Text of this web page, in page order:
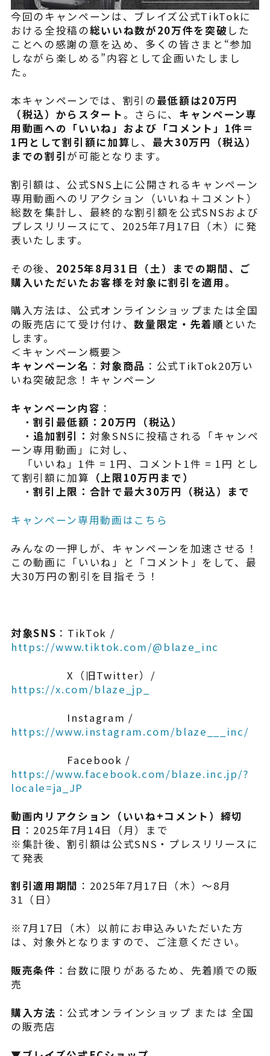
今回のキャンペーンは、ブレイズ公式TikTokに
おける全投稿の総いいね数が20万件を突破 した
ことへの感謝の意を込め、多くの皆さまと“参加
しながら楽しめる”内容として企画いたしまし
た。
本キャンペーンでは、割引の最低額は20万円
（税込）からスタート 。さらに、 キャンペーン専
用動画への「いいね」および「コメント」1件＝
1円として割引額に加算 し、 最大30万円（税込）
までの割引 が可能となります。
割引額は、公式SNS上に公開されるキャンペーン
専用動画へのリアクション（いいね＋コメント）
総数を集計し、最終的な割引額を公式SNSおよび
プレスリリースにて、2025年7月17日（木）に発
表いたします。
その後、 2025年8月31日（土）までの期間、ご
購入いただいたお客様を対象に割引を適用。
購入方法は、公式オンラインショップまたは全国
の販売店にて受け付け、数量限定・先着順 といた
します。
＜キャンペーン概要＞
キャンペーン名 ：対象商品 ：公式TikTok20万い
いね突破記念！キャンペーン
キャンペーン内容 ：
・割引最低額：20万円（税込）
・追加割引： 対象SNSに投稿される「キャンペ
ーン専用動画」に対し、
「いいね」1件 = 1円、コメント1件 = 1円 とし
て割引額に加算 （上限10万円まで）
・割引上限：合計で最大30万円（税込）まで
キャンペーン専用動画はこちら
みんなの一押しが、キャンペーンを加速させる！
この動画に「いいね」と「コメント」をして、最
大30万円の割引を目指そう！
対象SNS ：TikTok /
https://www.tiktok.com/@blaze_inc
X（旧Twitter）/
https://x.com/blaze_jp_
Instagram /
https://www.instagram.com/blaze___inc/
Facebook /
https://www.facebook.com/blaze.inc.jp/?
locale=ja_JP
動画内リアクション（いいね+コメント）締切
日 ：2025年7月14日（月）まで
※集計後、割引額は公式SNS・プレスリリースに
て発表
割引適用期間 ：2025年7月17日（木）～8月
31（日）
※7月17日（木）以前にお申込みいただいた方
は、対象外となりますので、ご注意ください。
販売条件 ：台数に限りがあるため、先着順での販
売
購入方法 ：公式オンラインショップ または 全国
の販売店